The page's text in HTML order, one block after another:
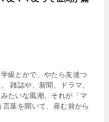
級とかで、やたら友達つ
雑誌や、新聞、ドラマ、
たいな風潮、それが「マ
葉を聞いて、産む前から